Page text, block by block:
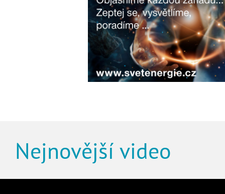
Nejnovější video